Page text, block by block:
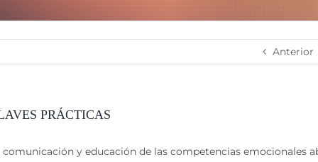
Anterior
PRÁCTICAS
y educación de las competencias emocionales